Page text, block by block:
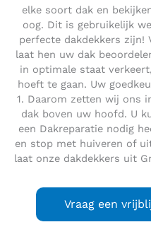
elke soort dak en
oog. Dit is gebruikelijk
perfecte dakdekkers zijn!
laat hen uw dak
in optimale staat
hoeft te gaan. Uw
1. Daarom zetten wij ons
dak boven uw hoofd. U
een Dakreparatie nodig
en stop met huiveren of
laat onze dakdekkers uit
Vraag een